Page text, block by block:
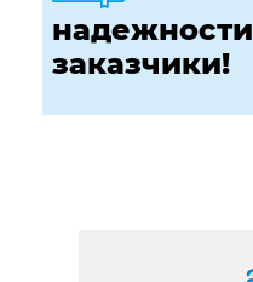
заказчики!